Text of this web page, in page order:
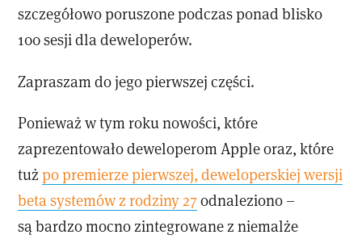
szczegółowo poruszone podczas ponad blisko
100 sesji dla deweloperów.
Zapraszam do jego pierwszej części.
Ponieważ w tym roku nowości, które
zaprezentowało deweloperom Apple oraz, które
tużpo premierze pierwszej, deweloperskiej wersji
beta systemów z rodziny 27odnaleziono –
są bardzo mocno zintegrowane z niemalże